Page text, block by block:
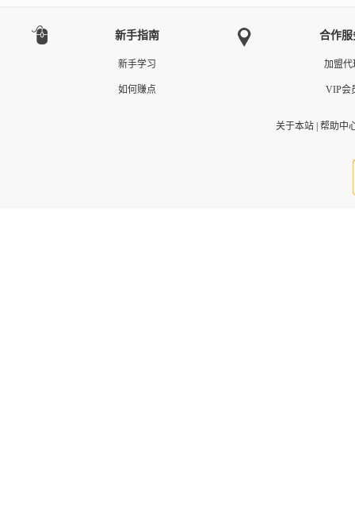
新手指南
新手学习
如何赚点
合作服
加盟代
VIP会
关于本站| 帮助中